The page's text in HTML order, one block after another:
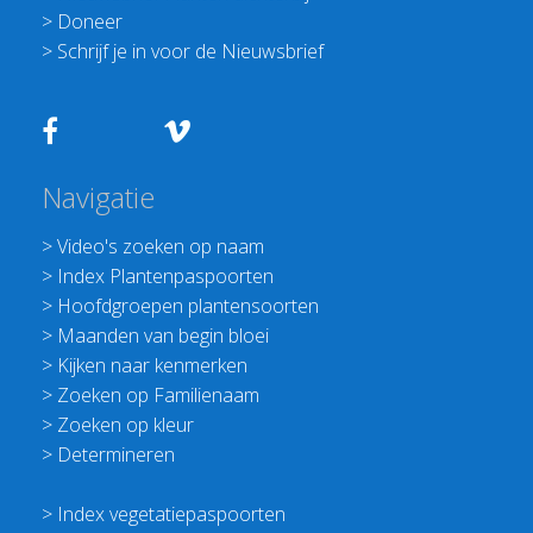
> Doneer
> Schrijf je in voor de Nieuwsbrief
Navigatie
>Video's zoeken op naam
> Index Plantenpaspoorten
> Hoofdgroepen plantensoorten
> Maanden van begin bloei
> Kijken naar kenmerken
> Zoeken op Familienaam
> Zoeken op kleur
> Determineren
> Index vegetatiepaspoorten